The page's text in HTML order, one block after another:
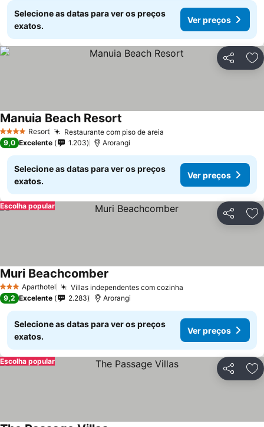
Selecione as datas para ver os preços
exatos.
Ver preços
Partilhar
4 EstrelasResort Restaurante com piso de areia
Manuia Beach Resort
9,0 Excelente 1.203 Arorangi
Selecione as datas para ver os preços
exatos.
Ver preços
Partilhar
Escolha popular
3 EstrelasAparthotel Villas independentes com cozinha
Muri Beachcomber
9,2 Excelente 2.283 Arorangi
Selecione as datas para ver os preços
exatos.
Ver preços
Partilhar
Escolha popular